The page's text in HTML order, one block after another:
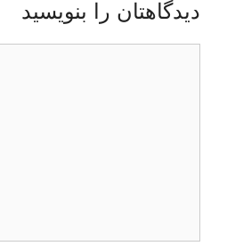
دیدگاهتان را بنویسید